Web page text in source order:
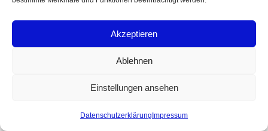
Akzeptieren
Ablehnen
Einstellungen ansehen
Datenschutzerklärung Impressum